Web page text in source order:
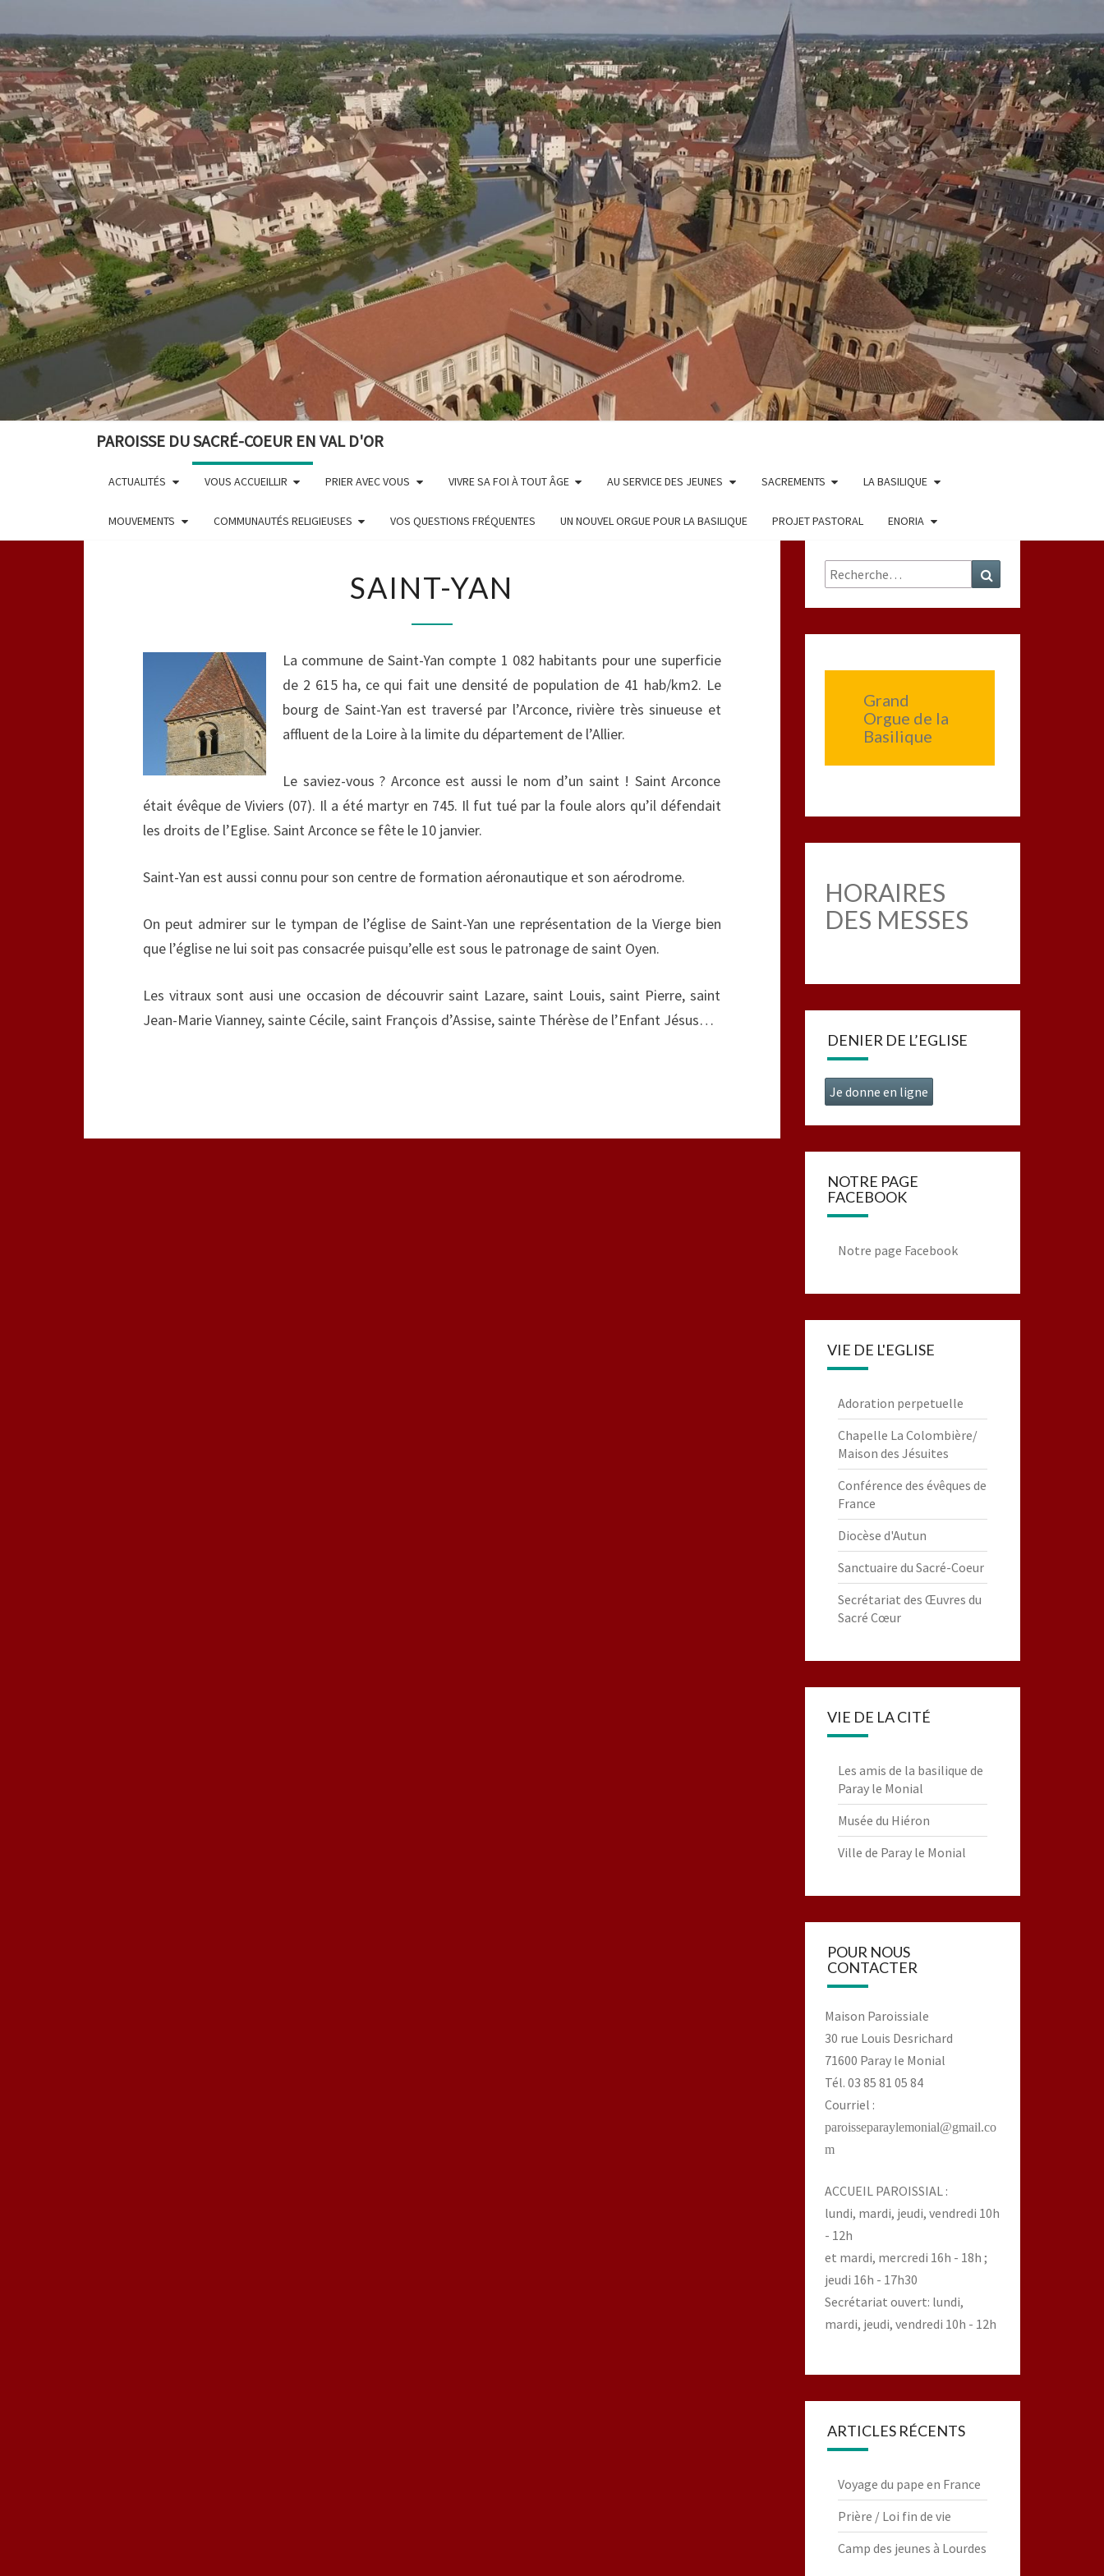
PAROISSE DU SACRÉ-COEUR EN VAL D'OR
ACTUALITÉS VOUS ACCUEILLIR PRIER AVEC VOUS VIVRE SA FOI À TOUT ÂGE AU SERVICE DES JEUNES SACREMENTS LA BASILIQUE
MOUVEMENTS COMMUNAUTÉS RELIGIEUSES VOS QUESTIONS FRÉQUENTES UN NOUVEL ORGUE POUR LA BASILIQUE PROJET PASTORAL ENORIA
YAN
SAINT-YAN
La commune de Saint-Yan compte 1 082 habitants pour une superficie
de 2 615 ha, ce qui fait une densité de population de 41 hab/km2. Le
bourg de Saint-Yan est traversé par l’Arconce, rivière très sinueuse et
affluent de la Loire à la limite du département de l’Allier.
Le saviez-vous ? Arconce est aussi le nom d’un saint ! Saint Arconce
était évêque de Viviers (07). Il a été martyr en 745. Il fut tué par la foule alors qu’il défendait
les droits de l’Eglise. Saint Arconce se fête le 10 janvier.
Saint-Yan est aussi connu pour son centre de formation aéronautique et son aérodrome.
On peut admirer sur le tympan de l’église de Saint-Yan une représentation de la Vierge bien
que l’église ne lui soit pas consacrée puisqu’elle est sous le patronage de saint Oyen.
Les vitraux sont ausi une occasion de découvrir saint Lazare, saint Louis, saint Pierre, saint
Jean-Marie Vianney, sainte Cécile, saint François d’Assise, sainte Thérèse de l’Enfant Jésus…
Rechercher :
Grand
Orgue de la
Basilique
HORAIRES
DES MESSES
DENIER DE L’EGLISE
Je donne en ligne
NOTRE PAGE
FACEBOOK
Notre page Facebook
VIE DE L'EGLISE
Adoration perpetuelle
Chapelle La Colombière/
Maison des Jésuites
Conférence des évêques de
France
Diocèse d'Autun
Sanctuaire du Sacré-Coeur
Secrétariat des Œuvres du
Sacré Cœur
VIE DE LA CITÉ
Les amis de la basilique de
Paray le Monial
Musée du Hiéron
Ville de Paray le Monial
POUR NOUS
CONTACTER
Maison Paroissiale
30 rue Louis Desrichard
71600 Paray le Monial
Tél. 03 85 81 05 84
Courriel :
paroisseparaylemonial@gmail.co
m
ACCUEIL PAROISSIAL :
lundi, mardi, jeudi, vendredi 10h
- 12h
et mardi, mercredi 16h - 18h ;
jeudi 16h - 17h30
Secrétariat ouvert: lundi,
mardi, jeudi, vendredi 10h - 12h
ARTICLES RÉCENTS
Voyage du pape en France
Prière / Loi fin de vie
Camp des jeunes à Lourdes